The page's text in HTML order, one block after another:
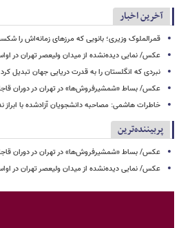
آخرین اخبار
قمرالملوک وزیری؛ بانویی که مرزهای زمانه‌اش را
عکس/ نمایی دیده‌نشده از میدان ولیعصر تهران در
نبردی که انگلستان را به قدرت دریایی جهان تبدیل کرد
عکس/ بساط «شمشیرفروش‌ها» در تهران در دوران
خاطرات هاشمی: مصاحبه دانشجویان آزادشده با
پربیننده‌ترین
عکس/ بساط «شمشیرفروش‌ها» در تهران در دوران
عکس/ نمایی دیده‌نشده از میدان ولیعصر تهران در